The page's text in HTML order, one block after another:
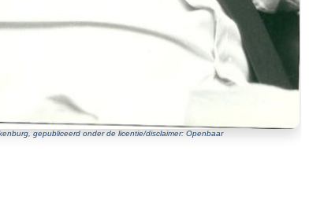
gepubliceerd onder de licentie/disclaimer: Openbaar